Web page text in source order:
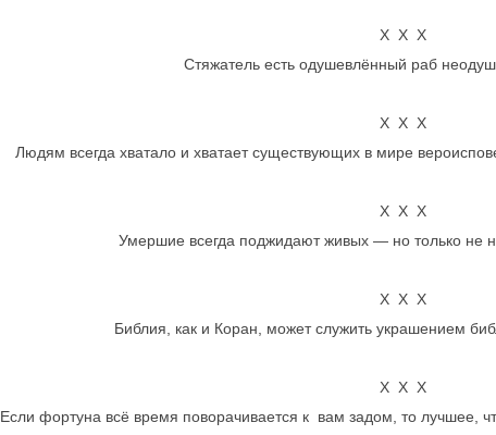
Х Х Х
Стяжатель есть одушевлённый раб
Х Х Х
Людям всегда хватало и хватает существующих в мире
Х Х Х
Умершие всегда поджидают живых — но только не
Х Х Х
Библия, как и Коран, может служить украшением
Х Х Х
Если фортуна всё время поворачивается к вам задом, то лучшее,